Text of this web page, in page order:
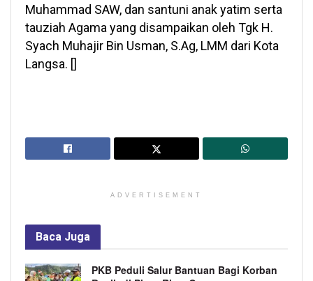
Muhammad SAW, dan santuni anak yatim serta
tauziah Agama yang disampaikan oleh Tgk H.
Syach Muhajir Bin Usman, S.Ag, LMM dari Kota
Langsa. []
ADVERTISEMENT
Baca Juga
PKB Peduli Salur Bantuan Bagi Korban